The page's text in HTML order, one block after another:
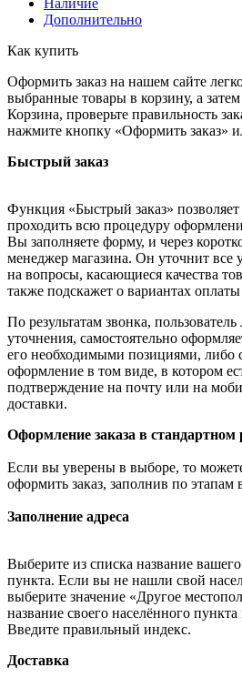
Дополнительно
Как купить
Оформить заказ на нашем сайте
выбранные товары в корзину, а
Корзина, проверьте правильность
нажмите кнопку «Оформить заказ»
Быстрый заказ
Функция «Быстрый заказ»
проходить всю процедуру
Вы заполняете форму, и через
менеджер магазина. Он уточнит все
на вопросы, касающиеся качества
также подскажет о вариантах
По результатам звонка,
уточнения, самостоятельно
его необходимыми позициями, либо
оформление в том виде, в котором
подтверждение на почту или на
доставки.
Оформление заказа в стандартном
Если вы уверены в выборе, то
оформить заказ, заполнив по этапам
Заполнение адреса
Выберите из списка название
пункта. Если вы не нашли свой
выберите значение «Другое
название своего населённого
Введите правильный индекс.
Доставка